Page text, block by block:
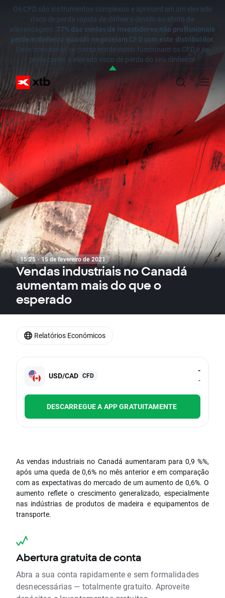
Os CFD são instrumentos complexos e apresentam um elevado
risco de perda rápida de dinheiro devido ao efeito de
alavancagem. 77% das contas de investidores não profissionais
perdem dinheiro quando negoceiam CFD com este distribuidor.
Deve considerar se compreende como funcionam os CFD e se
pode correr o elevado risco de perda do seu dinheiro.
15:25 · 15 de fevereiro de 2021
Vendas industriais no Canadá
aumentam mais do que o
esperado
USD/CAD CFD
-
-
DESCARREGUE A APP GRATUITAMENTE
As vendas industriais no Canadá aumentaram para 0,9 %%,
após uma queda de 0,6% no mês anterior e em comparação
com as expectativas do mercado de um aumento de 0,6%. O
aumento reflete o crescimento generalizado, especialmente
nas indústrias de produtos de madeira e equipamentos de
transporte.
Abertura gratuita de conta
Abra a sua conta rapidamente e sem formalidades
desnecessárias — totalmente gratuito. Aproveite
Relatórios Económicos